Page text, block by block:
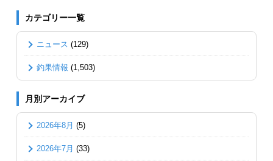
カテゴリー一覧
ニュース (129)
釣果情報 (1,503)
月別アーカイブ
2026年8月 (5)
2026年7月 (33)